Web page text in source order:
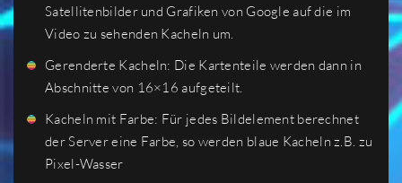
Satellitenbilder und Grafiken von Google auf die im
Video zu sehenden Kacheln um.
Gerenderte Kacheln: Die Kartenteile werden dann in
Abschnitte von 16×16 aufgeteilt.
Kacheln mit Farbe: Für jedes Bildelement berechnet
der Server eine Farbe, so werden blaue Kacheln z.B. zu
Pixel-Wasser